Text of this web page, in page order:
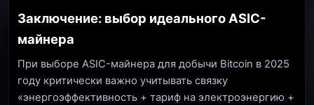
Заключение: выбор идеального ASIC-
майнера
При выборе ASIC-майнера для добычи Bitcoin в 2025
году критически важно учитывать связку
«энергоэффективность + тариф на электроэнергию +